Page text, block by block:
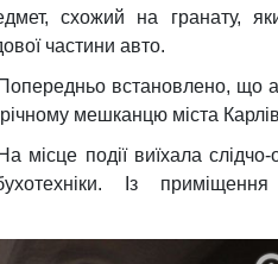
схожий на гранату,
частини авто.
встановлено, що
мешканцю міста
місце події виїхала
Із